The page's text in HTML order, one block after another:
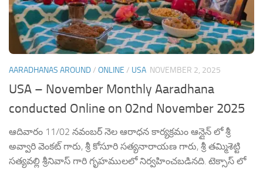
AARADHANAS AROUND/ ONLINE / USA NOVEMBER 2, 2025
USA – November Monthly Aaradhana
conducted Online on 02nd November 2025
ఆదివారం 11/02 నవంబర్ నెల ఆరాధన కార్యక్రమం ఆన్లైన్ లో శ్రీ
అవ్వారి వెంకట్ గారు, శ్రీ కోసూరి సత్యనారాయణ గారు, శ్రీ తమ్మిశెట్టి
సత్యవల్లి శ్రీనివాస్ గారి గృహములలో నిర్వహించబడినది. టెక్సాస్ లో